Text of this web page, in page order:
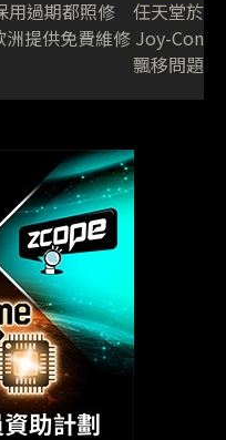
用過期都照修 任天堂於
洲提供免費維修 Joy-Con
飄移問題